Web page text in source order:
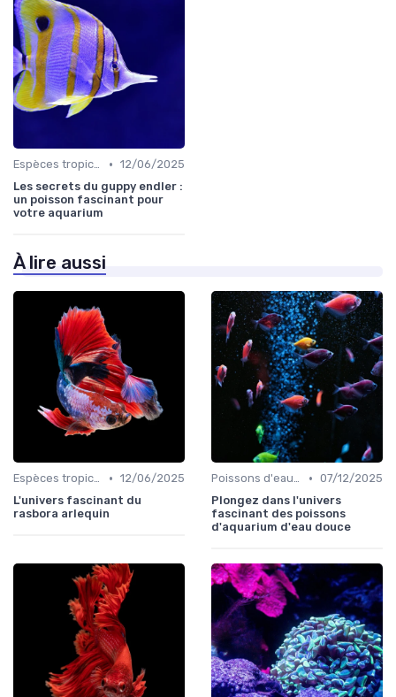
Espèces tropicales • 12/06/2025
Les secrets du guppy endler :
un poisson fascinant pour
votre aquarium
À lire aussi
Espèces tropicales • 12/06/2025
L'univers fascinant du
rasbora arlequin
Poissons d'eau douce • 07/12/2025
Plongez dans l'univers
fascinant des poissons
d'aquarium d'eau douce